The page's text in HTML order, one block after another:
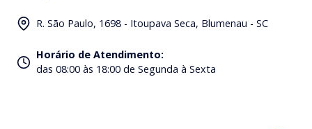
R. São Paulo, 1698 - Itoupava Seca, Blumenau - SC
Horário de Atendimento:
das 08:00 às 18:00 de Segunda à Sexta